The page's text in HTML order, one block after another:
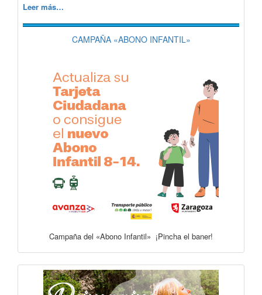
Leer más…
CAMPAÑA «ABONO INFANTIL»
Campaña del «Abono Infantil» ¡Pincha el baner!